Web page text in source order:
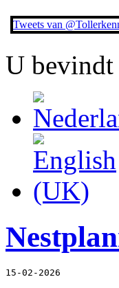
Tweets van
U
15-02-2026